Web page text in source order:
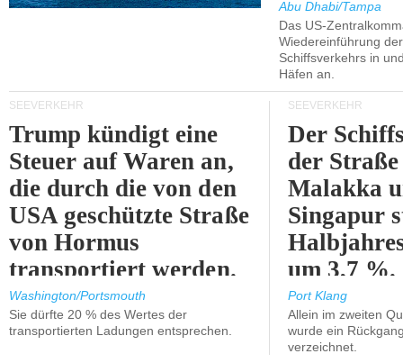
Abu Dhabi/Tampa
Das US-
Wiedereinführung
Schiffsverkehrs in
Häfen an.
SEEVERKEHR
Trump kündigt eine
Steuer auf Waren an,
die durch die von den
USA geschützte Straße
von Hormus
transportiert werden.
Washington/Portsmouth
Sie dürfte 20 % des Wertes der
transportierten Ladungen entsprechen.
SEEVERKEHR
Der
der
Malakka
Singapur
um 3,7 %.
Port Klang
Allein im zweiten
wurde ein
verzeichnet.